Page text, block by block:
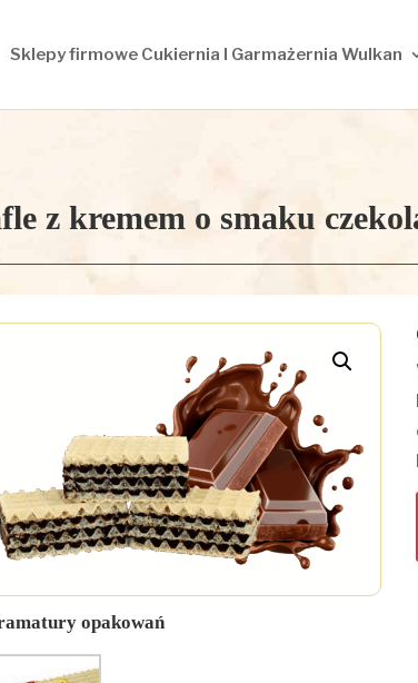
Sklepy firmowe Cukiernia I Garmażernia Wulkan
z kremem o smaku
opakowań